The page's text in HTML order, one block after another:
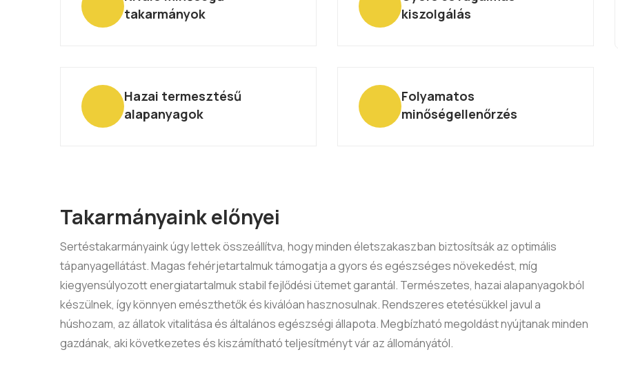
takarmányok
kiszolgálás
Hazai termesztésű
alapanyagok
Folyamatos
minőségellenőrzés
Takarmányaink előnyei
Sertéstakarmányaink úgy lettek összeállítva, hogy minden életszakaszban biztosítsák az optimális
tápanyagellátást. Magas fehérjetartalmuk támogatja a gyors és egészséges növekedést, míg
kiegyensúlyozott energiatartalmuk stabil fejlődési ütemet garantál. Természetes, hazai alapanyagokból
készülnek, így könnyen emészthetők és kiválóan hasznosulnak. Rendszeres etetésükkel javul a
húshozam, az állatok vitalitása és általános egészségi állapota. Megbízható megoldást nyújtanak minden
gazdának, aki következetes és kiszámítható teljesítményt vár az állományától.